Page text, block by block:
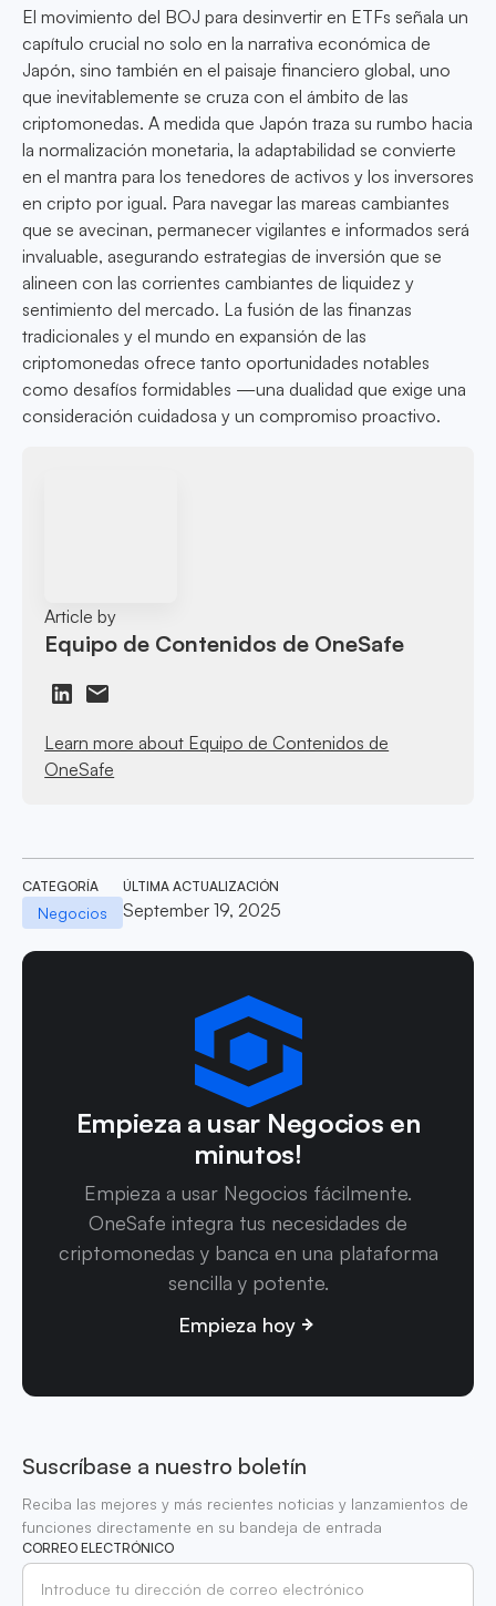
El movimiento del BOJ para desinvertir en ETFs señala un
capítulo crucial no solo en la narrativa económica de
Japón, sino también en el paisaje financiero global, uno
que inevitablemente se cruza con el ámbito de las
criptomonedas. A medida que Japón traza su rumbo hacia
la normalización monetaria, la adaptabilidad se convierte
en el mantra para los tenedores de activos y los inversores
en cripto por igual. Para navegar las mareas cambiantes
que se avecinan, permanecer vigilantes e informados será
invaluable, asegurando estrategias de inversión que se
alineen con las corrientes cambiantes de liquidez y
sentimiento del mercado. La fusión de las finanzas
tradicionales y el mundo en expansión de las
criptomonedas ofrece tanto oportunidades notables
como desafíos formidables —una dualidad que exige una
consideración cuidadosa y un compromiso proactivo.
Article by
Equipo de Contenidos de OneSafe
Learn more about Equipo de Contenidos de
OneSafe
CATEGORÍA
Negocios
ÚLTIMA ACTUALIZACIÓN
September 19, 2025
Empieza a usar Negocios en
minutos!
Empieza a usar Negocios fácilmente.
OneSafe integra tus necesidades de
criptomonedas y banca en una plataforma
sencilla y potente.
Empieza hoy
Suscríbase a nuestro boletín
Reciba las mejores y más recientes noticias y lanzamientos de
funciones directamente en su bandeja de entrada
CORREO ELECTRÓNICO